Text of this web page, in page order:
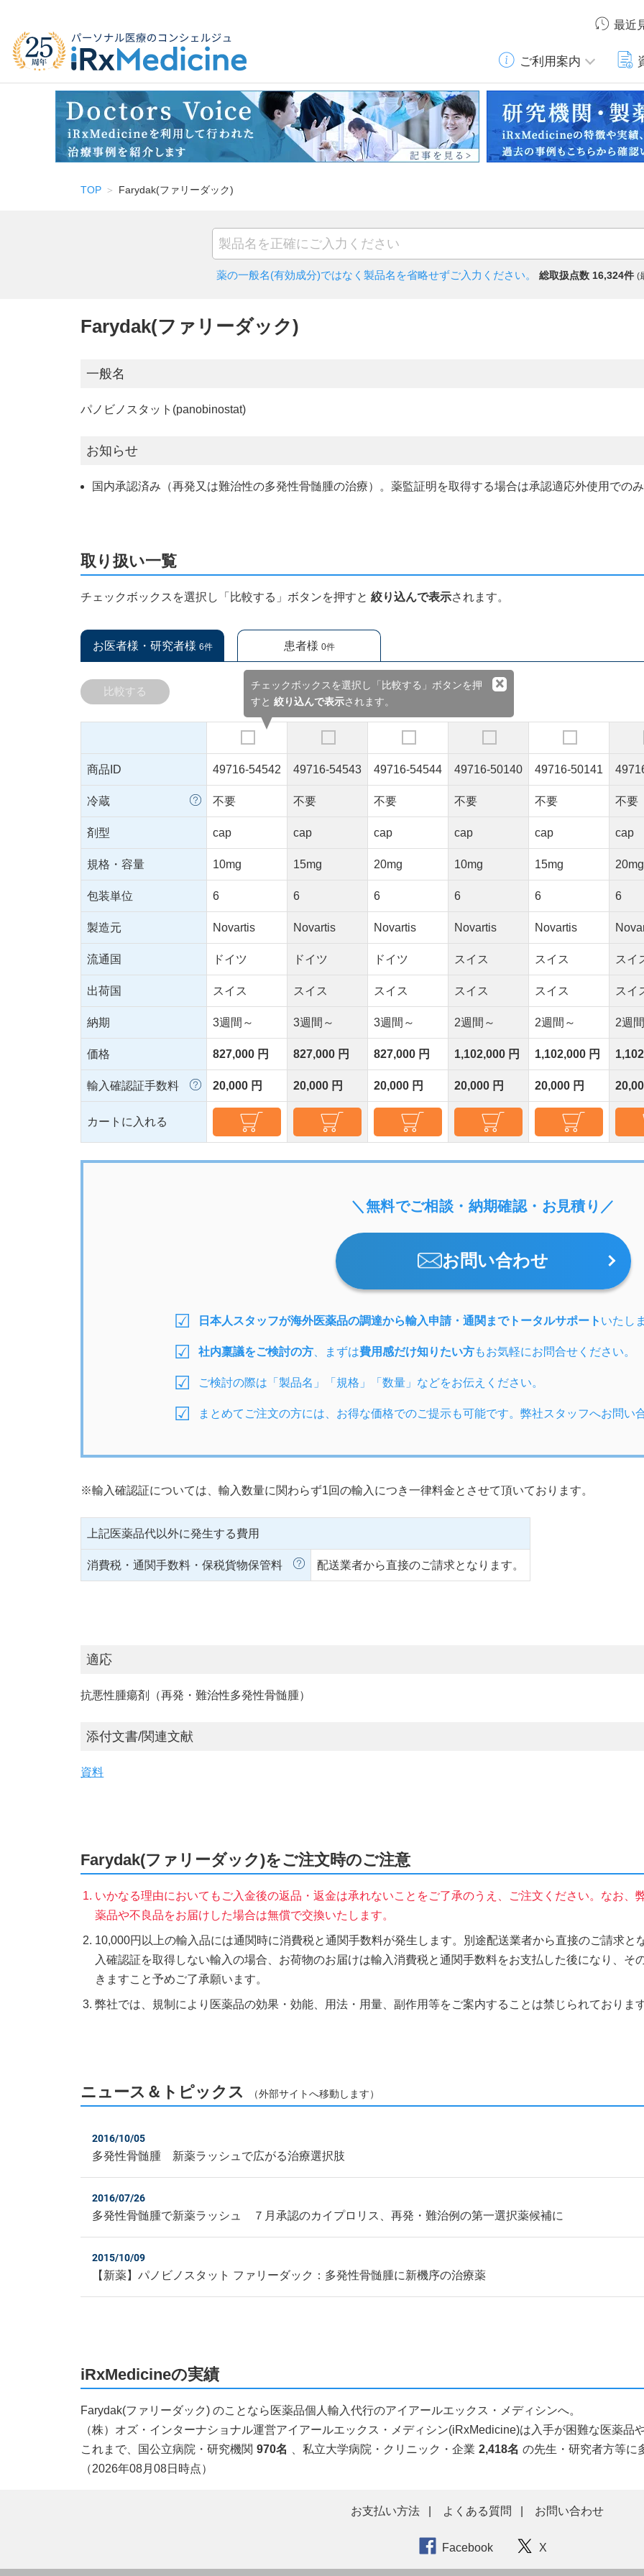
最近
ご利用案内
TOP Farydak(ファリーダック)
薬の一般名(有効成分)ではなく 製品名を省略せずご入力ください。 総取扱点数 16,324件 (
Farydak(ファリーダック)
一般名
パノビノスタット(panobinostat)
お知らせ
国内承認済み（再発又は難治性の多発性骨髄腫の治療）。薬監証明を取得する場合は承認適応外使用でのみ
取り扱い一覧
チェックボックスを選択し「比較する」ボタンを押すと絞り込んで表示されます。
お医者様・研究者様 6件 患者様 0件
チェックボックスを選択し「比較する」ボタンを押
すと絞り込んで表示されます。
×
比較する
商品ID 49716-54542 49716-54543 49716-54544 49716-50140 49716-50141
冷蔵 不要 不要 不要 不要 不要 不要
剤型 cap cap cap cap cap cap
規格・容量 10mg 15mg 20mg 10mg 15mg 20mg
包装単位 6 6 6 6 6 6
製造元 Novartis Novartis Novartis Novartis Novartis
流通国 ドイツ ドイツ ドイツ スイス スイス スイ
出荷国 スイス スイス スイス スイス スイス スイ
納期 3週間～ 3週間～ 3週間～ 2週間～ 2週間～ 2週
価格 827,000 円 827,000 円 827,000 円 1,102,000 円 1,102,000 円
輸入確認証手数料 20,000 円 20,000 円 20,000 円 20,000 円 20,000 円
カートに入れる
＼無料でご相談・納期確認・お見積り／
お問い合わせ
日本人スタッフが海外医薬品の調達から輸入申請・通関までトータルサポート いたし
社内稟議をご検討の方 、まずは費用感だけ知りたい方もお気軽にお問合せください。
ご検討の際は「製品名」「規格」「数量」などをお伝えください。
まとめてご注文の方には、お得な価格でのご提示も可能です。弊社スタッフへお問い
※輸入確認証については、輸入数量に関わらず1回の輸入につき一律料金とさせて頂いております。
上記医薬品代以外に発生する費用
消費税・通関手数料・保税貨物保管料 配送業者から直接のご請求となります。
適応
抗悪性腫瘍剤（再発・難治性多発性骨髄腫）
添付文書/関連文献
資料
Farydak(ファリーダック)をご注文時のご注意
いかなる理由においてもご入金後の返品・返金は承れないことをご了承のうえ、ご注文ください。なお、
薬品や不良品をお届けした場合は無償で交換いたします。
10,000円以上の輸入品には通関時に消費税と通関手数料が発生します。別途配送業者から直接のご請求
入確認証を取得しない輸入の場合、お荷物のお届けは輸入消費税と通関手数料をお支払した後になり、そ
きますこと予めご了承願います。
弊社では、規制により医薬品の効果・効能、用法・用量、副作用等をご案内することは禁じられております
ニュース＆トピックス （外部サイトへ移動します）
2016/10/05
多発性骨髄腫 新薬ラッシュで広がる治療選択肢
2016/07/26
多発性骨髄腫で新薬ラッシュ ７月承認のカイプロリス、再発・難治例の第一選択薬候補に
2015/10/09
【新薬】パノビノスタット ファリーダック：多発性骨髄腫に新機序の治療薬
iRxMedicineの実績
Farydak(ファリーダック) のことなら医薬品個人輸入代行のアイアールエックス・メディシンへ。
（株）オズ・インターナショナル運営アイアールエックス・メディシン(iRxMedicine)は入手が困難な医薬品
これまで、国公立病院・研究機関 970名 、私立大学病院・クリニック・企業 2,418名 の先生・研究者方等に
（2026年08月08日時点）
お支払い方法 よくある質問 お問い合わせ
Facebook X